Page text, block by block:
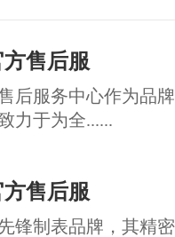
售后服
后服务中心作为品
力于为全......
售后服
锋制表品牌，其精